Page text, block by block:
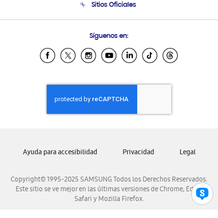
Seguimiento de tu pedido
Soporte vía eMail
Sitios Oficiales
Samsung Ecuador
Samsung El Salvador
Samsung Honduras
Samsung Nicaragua
Samsung Panamá
Samsung Venezuela
Síguenos en:
Copyright© 1995-2025 SAMSUNG Todos los Derechos Reservados.
Este sitio se ve mejor en las últimas versiones de Chrome, Edge,
Safari y Mozilla Firefox.
Ayuda para accesibilidad Privacidad Legal